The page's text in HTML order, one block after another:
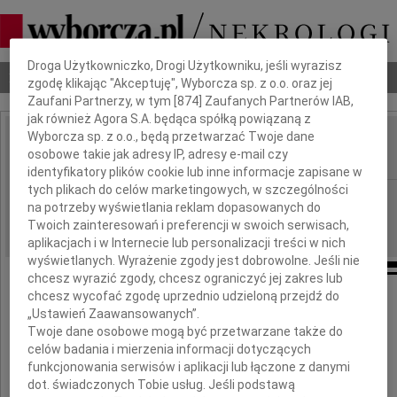
Nekrologi Odeszli Poradnik pogrzebowy
IMIĘ I NAZWISKO: Janina Jarzynowa
REGION: Lublin
DATA EMISJI: 16.03.2010
zmarłej tragicznie
Dbamy o Twoją prywatność
Droga Użytkowniczko, Drogi Użytkowniku, jeśli wyrazisz
zgodę klikając "Akceptuję", Wyborcza sp. z o.o. oraz jej
Zaufani Partnerzy, w tym [874 ] Zaufanych Partnerów IAB,
jak również Agora S.A. będąca spółką powiązaną z
Wyborcza sp. z o.o., będą przetwarzać Twoje dane
osobowe takie jak adresy IP, adresy e-mail czy
identyfikatory plików cookie lub inne informacje zapisane w
tych plikach do celów marketingowych, w szczególności
na potrzeby wyświetlania reklam dopasowanych do
Twoich zainteresowań i preferencji w swoich serwisach,
aplikacjach i w Internecie lub personalizacji treści w nich
wyświetlanych. Wyrażenie zgody jest dobrowolne. Jeśli nie
chcesz wyrazić zgody, chcesz ograniczyć jej zakres lub
chcesz wycofać zgodę uprzednio udzieloną przejdź do
„Ustawień Zaawansowanych”.
Twoje dane osobowe mogą być przetwarzane także do
celów badania i mierzenia informacji dotyczących
funkcjonowania serwisów i aplikacji lub łączone z danymi
dot. świadczonych Tobie usług. Jeśli podstawą